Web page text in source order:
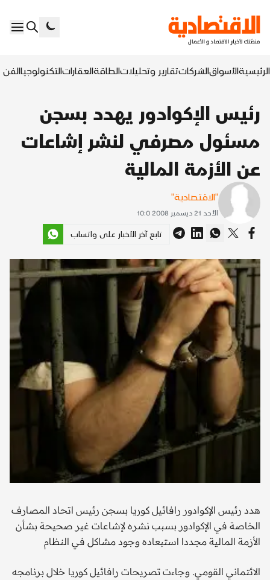
الرئيسيةالأسواقالشركاتتقارير وتحليلاتالطاقةالعقاراتالتكنولوجياالفن
رئيس الإكوادور يهدد بسجن
مسئول مصرفي لنشر إشاعات
عن الأزمة المالية
"الاقتصادية"
الأحد 21 ديسمبر 2008 10:0
تابع آخر الأخبار على واتساب
هدد رئيس الإكوادور رافائيل كوريا بسجن رئيس اتحاد المصارف
الخاصة في الإكوادور بسبب نشره لإشاعات غير صحيحة بشأن
الأزمة المالية مجددا استبعاده وجود مشاكل في النظام
الائتماني القومي. وجاءت تصريحات رافائيل كوريا خلال برنامجه